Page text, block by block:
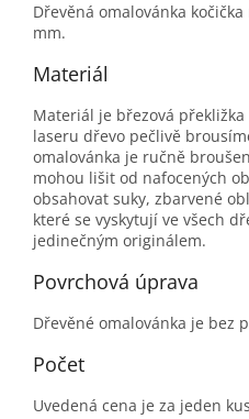
Dřevěná omalovánka
mm.
Materiál
Materiál je březová
laseru dřevo pečlivě
omalovánka je ručně
mohou lišit od nafocených
obsahovat suky, zbarvené
které se vyskytují ve všech
jedinečným originálem.
Povrchová úprava
Dřevěné omalovánka je bez
Počet
Uvedená cena je za jeden